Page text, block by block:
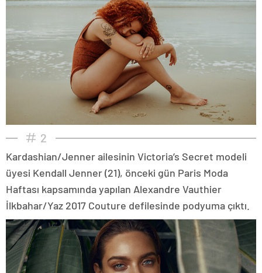
2
Kardashian/Jenner ailesinin Victoria’s Secret modeli
üyesi Kendall Jenner (21), önceki gün Paris Moda
Haftası kapsamında yapılan Alexandre Vauthier
İlkbahar/Yaz 2017 Couture defilesinde podyuma çıktı.